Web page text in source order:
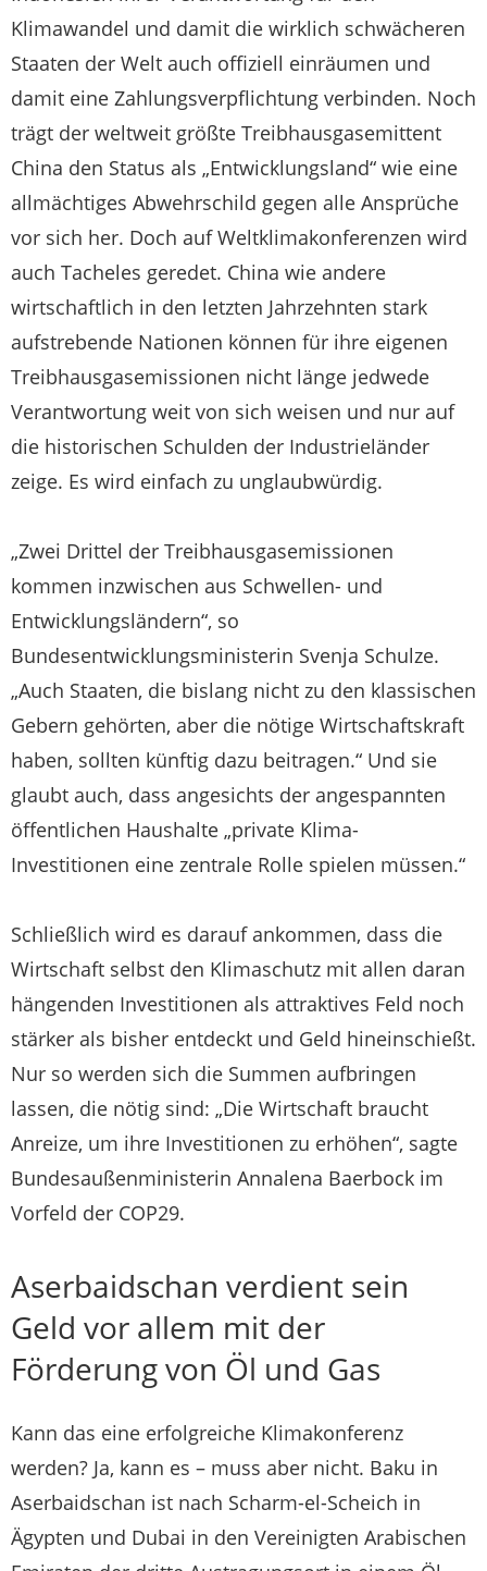
Klimawandel und damit die wirklich schwächeren
Staaten der Welt auch offiziell einräumen und
damit eine Zahlungsverpflichtung verbinden. Noch
trägt der weltweit größte Treibhausgasemittent
China den Status als „Entwicklungsland“ wie eine
allmächtiges Abwehrschild gegen alle Ansprüche
vor sich her. Doch auf Weltklimakonferenzen wird
auch Tacheles geredet. China wie andere
wirtschaftlich in den letzten Jahrzehnten stark
aufstrebende Nationen können für ihre eigenen
Treibhausgasemissionen nicht länge jedwede
Verantwortung weit von sich weisen und nur auf
die historischen Schulden der Industrieländer
zeige. Es wird einfach zu unglaubwürdig.
„Zwei Drittel der Treibhausgasemissionen
kommen inzwischen aus Schwellen- und
Entwicklungsländern“, so
Bundesentwicklungsministerin Svenja Schulze.
„Auch Staaten, die bislang nicht zu den klassischen
Gebern gehörten, aber die nötige Wirtschaftskraft
haben, sollten künftig dazu beitragen.“ Und sie
glaubt auch, dass angesichts der angespannten
öffentlichen Haushalte „private Klima-
Investitionen eine zentrale Rolle spielen müssen.“
Schließlich wird es darauf ankommen, dass die
Wirtschaft selbst den Klimaschutz mit allen daran
hängenden Investitionen als attraktives Feld noch
stärker als bisher entdeckt und Geld hineinschießt.
Nur so werden sich die Summen aufbringen
lassen, die nötig sind: „Die Wirtschaft braucht
Anreize, um ihre Investitionen zu erhöhen“, sagte
Bundesaußenministerin Annalena Baerbock im
Vorfeld der COP29.
Aserbaidschan verdient sein
Geld vor allem mit der
Förderung von Öl und Gas
Kann das eine erfolgreiche Klimakonferenz
werden? Ja, kann es – muss aber nicht. Baku in
Aserbaidschan ist nach Scharm-el-Scheich in
Ägypten und Dubai in den Vereinigten Arabischen